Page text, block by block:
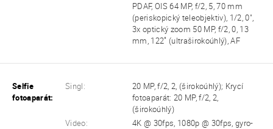
PDAF, OIS 64 MP, f/2, 5, 70 mm
(periskopický teleobjektiv), 1/2, 0",
3x optický zoom 50 MP, f/2, 0, 13
mm, 122˚ (ultraširokoúhlý), AF
Selfie
fotoaparát:
Singl:
20 MP, f/2, 2, (širokoúhlý); Krycí
fotoaparát: 20 MP, f/2, 2,
(širokoúhlý)
Video:
4K @ 30fps, 1080p @ 30fps, gyro-